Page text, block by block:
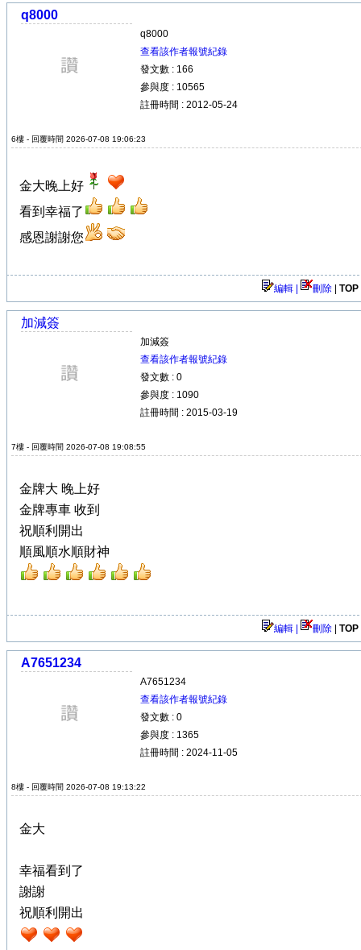
q8000
q8000
查看該作者報號紀錄
發文數 : 166
參與度 : 10565
註冊時間 : 2012-05-24
6樓 - 回覆時間 2026-07-08 19:06:23
金大晚上好
看到幸福了
感恩謝謝您
編輯 | 刪除 TOP
加減簽
加減簽
查看該作者報號紀錄
發文數 : 0
參與度 : 1090
註冊時間 : 2015-03-19
7樓 - 回覆時間 2026-07-08 19:08:55
金牌大 晚上好
金牌專車 收到
祝順利開出
順風順水順財神
編輯 | 刪除 TOP
A7651234
A7651234
查看該作者報號紀錄
發文數 : 0
參與度 : 1365
註冊時間 : 2024-11-05
8樓 - 回覆時間 2026-07-08 19:13:22
金大
幸福看到了
謝謝
祝順利開出